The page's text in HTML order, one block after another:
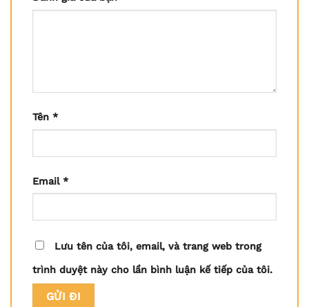
Tên *
Email *
Lưu tên của tôi, email, và trang web trong
trình duyệt này cho lần bình luận kế tiếp của tôi.